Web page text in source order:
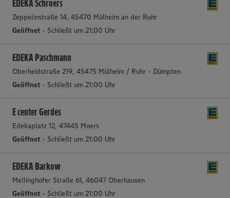
EDEKA Schroers
Zeppelinstraße 14, 45470 Mülheim an der Ruhr
Geöffnet - Schließt um 21:00 Uhr
EDEKA Paschmann
Oberheidstraße 219, 45475 Mülheim / Ruhr - Dümpten
Geöffnet - Schließt um 21:00 Uhr
E center Gerdes
Edekaplatz 12, 47445 Moers
Geöffnet - Schließt um 21:00 Uhr
EDEKA Barkow
Mellinghofer Straße 61, 46047 Oberhausen
Geöffnet - Schließt um 21:00 Uhr